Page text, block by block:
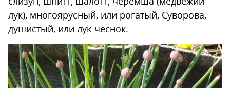
лук), многоярусный, или рогатый, Суворова,
душистый, или лук-чеснок.